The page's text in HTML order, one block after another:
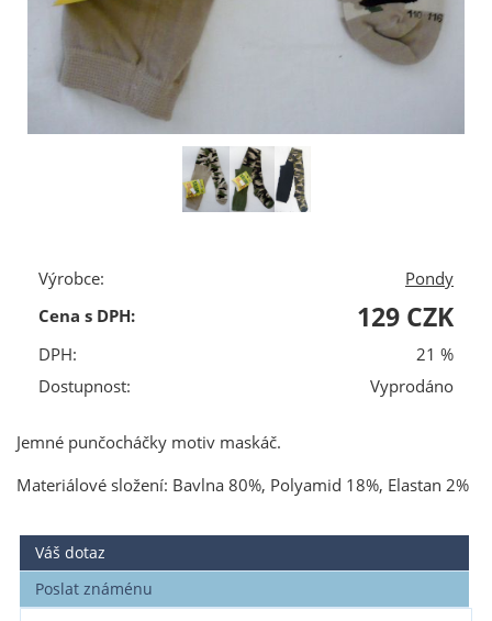
Výrobce:
Pondy
Cena s DPH:
129 CZK
DPH:
21 %
Dostupnost:
Vyprodáno
Jemné punčocháčky motiv maskáč.
Materiálové složení: Bavlna 80%, Polyamid 18%, Elastan 2%
Váš dotaz
Poslat známénu